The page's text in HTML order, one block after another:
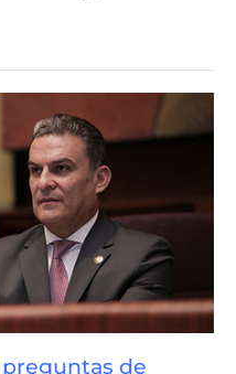
preguntas de